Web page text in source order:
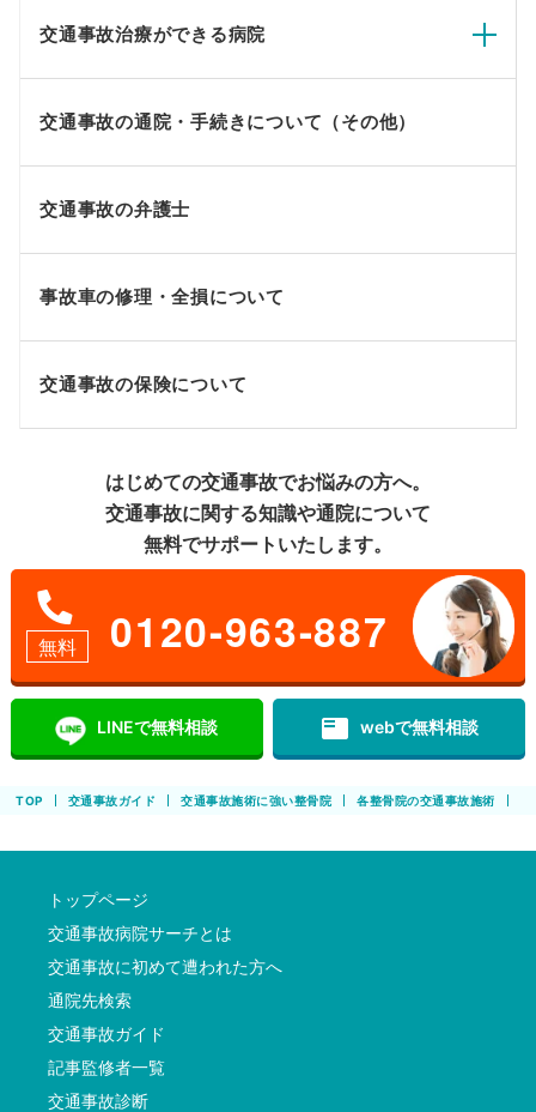
交通事故治療ができる病院
交通事故の通院・手続きについて（その他）
交通事故の弁護士
事故車の修理・全損について
交通事故の保険について
はじめての交通事故でお悩みの方へ。
交通事故に関する知識や通院について
無料でサポートいたします。
無料 0120-963-887
LINEで無料相談 featured_play_list webで無料相談
TOP 交通事故ガイド 交通事故施術に強い整骨院 各整骨院の交通事故施術
トップページ
交通事故病院サーチとは
交通事故に初めて遭われた方へ
通院先検索
交通事故ガイド
記事監修者一覧
交通事故診断